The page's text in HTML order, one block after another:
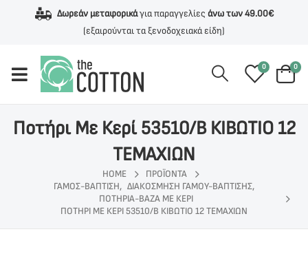
Δωρεάν μεταφορικάγια παραγγελίες άνω των 49.00€
(εξαιρούνται τα ξενοδοχειακά είδη)
0 0
Ποτήρι Με Κερί 53510/Β ΚΙΒΩΤΙΟ 12
ΤΕΜΑΧΙΩΝ
HOME
ΠΡΟΪΌΝΤΑ
ΓΆΜΟΣ-ΒΆΠΤΙΣΗ, ΔΙΑΚΌΣΜΗΣΗ ΓΆΜΟΥ-ΒΆΠΤΙΣΗΣ,
ΠΟΤΉΡΙΑ-ΒΆΖΑ ΜΕ ΚΕΡΊ
ΠΟΤΉΡΙ ΜΕ ΚΕΡΊ 53510/Β ΚΙΒΩΤΙΟ 12 ΤΕΜΑΧΙΩΝ